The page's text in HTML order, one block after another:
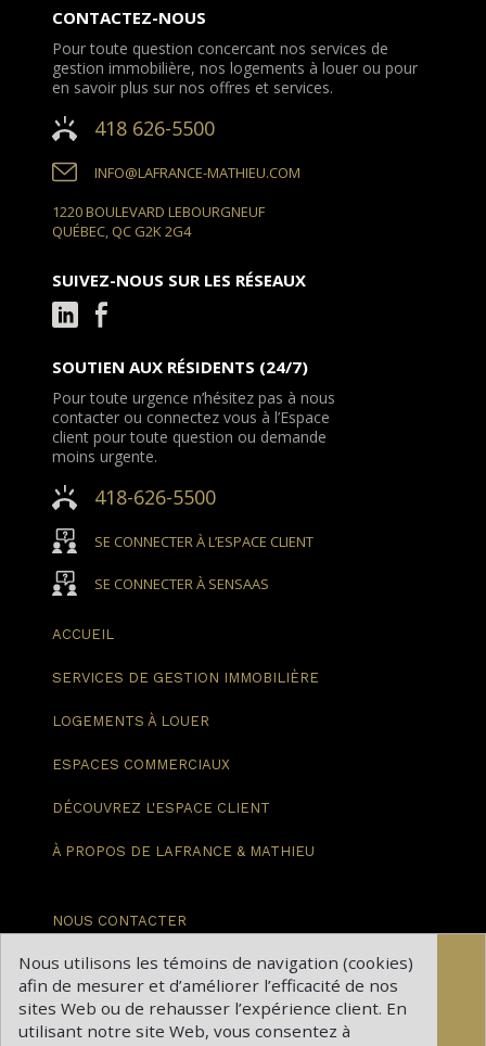
CONTACTEZ-NOUS
Pour toute question concercant nos services de
gestion immobilière, nos logements à louer ou pour
en savoir plus sur nos offres et services.
418 626-5500
INFO@LAFRANCE-MATHIEU.COM
1220 BOULEVARD LEBOURGNEUF
QUÉBEC, QC G2K 2G4
SUIVEZ-NOUS SUR LES RÉSEAUX
SOUTIEN AUX RÉSIDENTS (24/7)
Pour toute urgence n’hésitez pas à nous
contacter ou connectez vous à l’Espace
client pour toute question ou demande
moins urgente.
418-626-5500
SE CONNECTER À L’ESPACE CLIENT
SE CONNECTER À SENSAAS
ACCUEIL
SERVICES DE GESTION IMMOBILIÈRE
LOGEMENTS À LOUER
ESPACES COMMERCIAUX
DÉCOUVREZ L'ESPACE CLIENT
À PROPOS DE LAFRANCE & MATHIEU
NOUS CONTACTER
BLOGUE
CARRIÈRES
Nous utilisons les témoins de navigation (cookies)
afin de mesurer et d’améliorer l’efficacité de nos
sites Web ou de rehausser l’expérience client. En
utilisant notre site Web, vous consentez à